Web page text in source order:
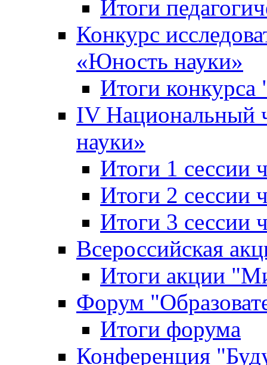
Итоги
Конкурс
«Юность науки»
Итоги
IV
науки»
Итоги 1 сессии
Итоги 2 сессии
Итоги 3 сессии
Всероссийская
Итоги акции
Форум
Итоги форума
Конференция